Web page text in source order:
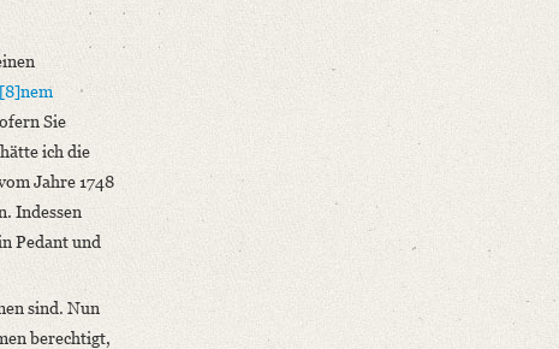
Sie
ich die
Jahre 1748
Indessen
Pedant und
sind. Nun
berechtigt,